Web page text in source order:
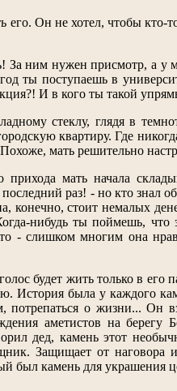
Он не хотел, чтобы кто-
ним нужен присмотр, а у
ты поступаешь в
И в кого ты такой
стеклу, глядя в
квартиру. Где
мать решительно
мать начала
раз! - но кто знал
стоит немалых
нибудь ты поймешь, что
- слишком многим она
будет жить только в его
История была у каждого
потрепаться о жизни...
аметистов на берегу
дед, камень этот
Защищает от наговора и
был камень для украшения